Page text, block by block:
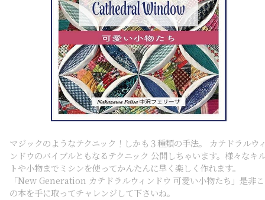
マジックのようなテクニック！しかも３種類の手法。 カテドラルウ
ンドウのバイブルともなるテクニック 公開しちゃいます。様々なキ
トや小物までミシンを使ってかんたんに早く楽しく作れます。
「New Generation カテドラルウィンドウ 可愛い小物たち」是非こ
の本を手に取ってチャレンジして下さいね。